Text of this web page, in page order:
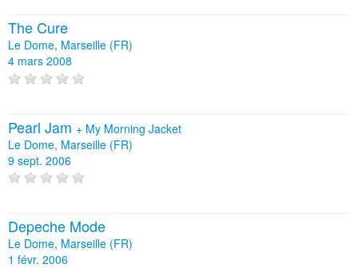
The Cure
Le Dome, Marseille (FR)
4 mars 2008
Pearl Jam + My Morning Jacket
Le Dome, Marseille (FR)
9 sept. 2006
Depeche Mode
Le Dome, Marseille (FR)
1 févr. 2006